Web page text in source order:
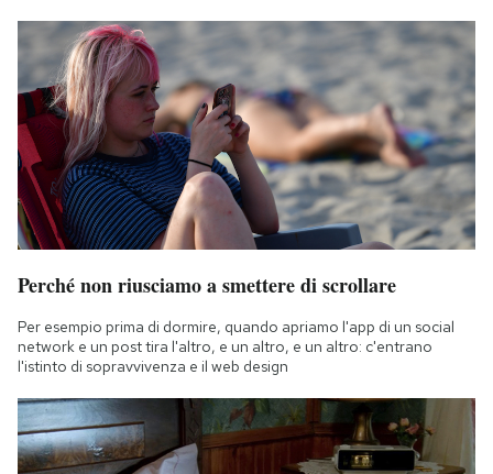
Perché non riusciamo a smettere di scrollare
Per esempio prima di dormire, quando apriamo l'app di un social
network e un post tira l'altro, e un altro, e un altro: c'entrano
l'istinto di sopravvivenza e il web design